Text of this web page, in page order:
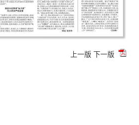
上一版 下一版